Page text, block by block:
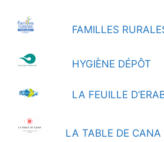
FAMILLES
HYGIÈNE DÉPÔT
LA FEUILLE
LA TABLE DE CANA